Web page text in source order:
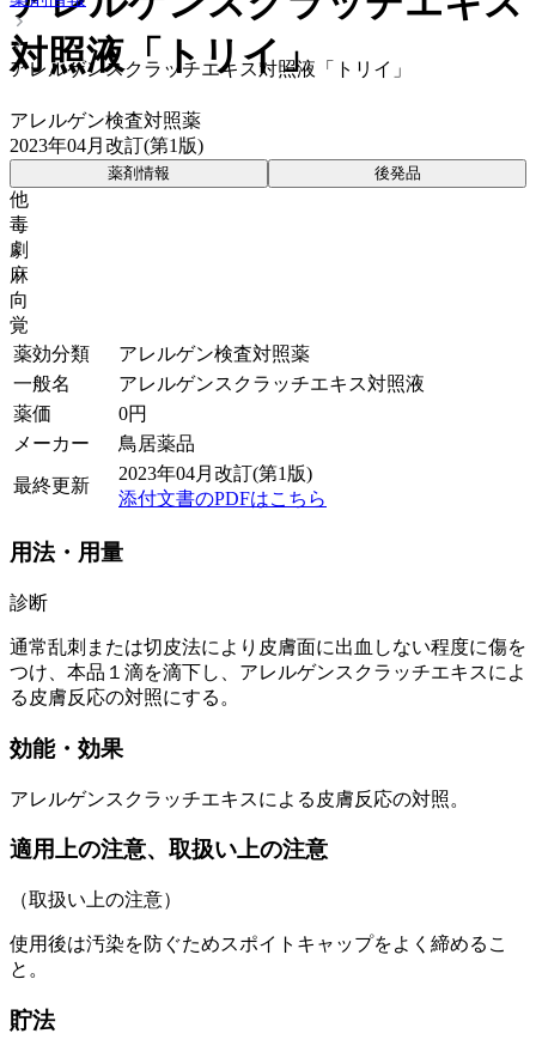
アレルゲンスクラッチエキス対照液「トリイ」
対照液「トリイ」
アレルゲン検査対照薬
2023年04月改訂(第1版)
薬剤情報 後発品
他
毒
劇
麻
向
覚
薬効分類
アレルゲン検査対照薬
一般名
アレルゲンスクラッチエキス対照液
薬価
0円
メーカー
鳥居薬品
最終更新
2023年04月改訂(第1版)
添付文書のPDFはこちら
用法・用量
診断
通常乱刺または切皮法により皮膚面に出血しない程度に傷を
つけ、本品１滴を滴下し、アレルゲンスクラッチエキスによ
る皮膚反応の対照にする。
効能・効果
アレルゲンスクラッチエキスによる皮膚反応の対照。
適用上の注意、取扱い上の注意
（取扱い上の注意）
使用後は汚染を防ぐためスポイトキャップをよく締めるこ
と。
貯法